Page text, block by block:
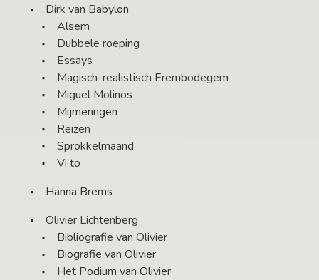
Dirk van Babylon
Alsem
Dubbele roeping
Essays
Magisch-realistisch Erembodegem
Miguel Molinos
Mijmeringen
Reizen
Sprokkelmaand
Vi to
Hanna Brems
Olivier Lichtenberg
Bibliografie van Olivier
Biografie van Olivier
Het Podium van Olivier